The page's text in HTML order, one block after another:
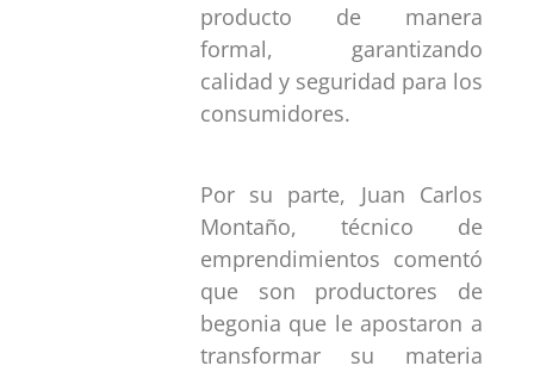
producto de manera
formal, garantizando
calidad y seguridad para los
consumidores.
Por su parte, Juan Carlos
Montaño, técnico de
emprendimientos comentó
que son productores de
begonia que le apostaron a
transformar su materia